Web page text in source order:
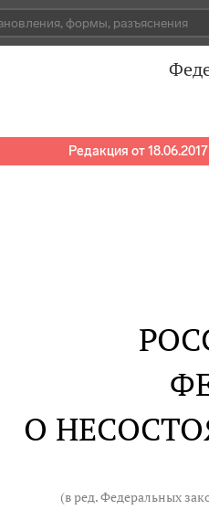
Редакция от
О
(в ред. Федеральных